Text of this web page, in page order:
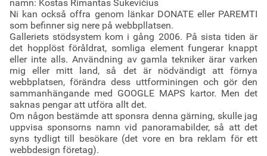
namn: Kostas Rimantas Šukevičius
Ni kan också offra genom länkar DONATE eller PAREMTI
som befinner sig nere på webbpllatsen.
Galleriets stödsystem kom i gång 2006. På sista tiden är
det hopplöst föråldrat, somliga element fungerar knappt
eller inte alls. Användning av gamla tekniker ärar varken
mig eller mitt land, så det är nödvändigt att förnya
webbplatsen, förändra dess uttforminingen och gör den
sammanhängande med GOOGLE MAPS kartor. Men det
saknas pengar att utföra allt det.
Om någon bestämde att sponsra denna gärning, skulle jag
uppvisa sponsorns namn vid panoramabilder, så att det
syns tydligt till besökare (det vore en bra reklam för ett
webbdesign företag).